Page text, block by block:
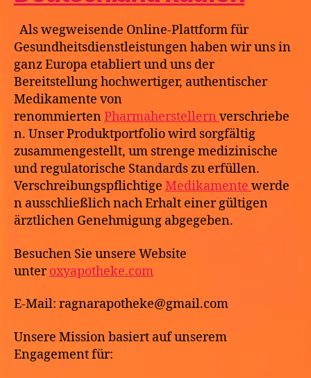
Als wegweisende Online-Plattform für
Gesundheitsdienstleistungen haben wir uns in
ganz Europa etabliert und uns der
Bereitstellung hochwertiger, authentischer
Medikamente von
renommiertenPharmaherstellern verschriebe
n. Unser Produktportfolio wird sorgfältig
zusammengestellt, um strenge medizinische
und regulatorische Standards zu erfüllen.
Verschreibungspflichtige Medikamente werde
n ausschließlich nach Erhalt einer gültigen
ärztlichen Genehmigung abgegeben.
Besuchen Sie unsere Website
unteroxyapotheke.com
E-Mail: ragnarapotheke@gmail.com
Unsere Mission basiert auf unserem
Engagement für: